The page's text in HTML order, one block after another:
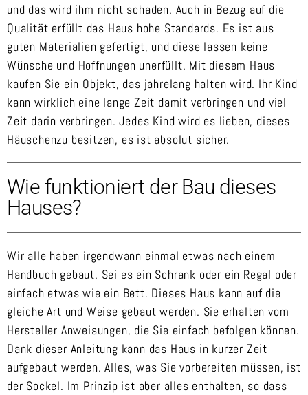
und das wird ihm nicht schaden. Auch in Bezug auf die
Qualität erfüllt das Haus hohe Standards. Es ist aus
guten Materialien gefertigt, und diese lassen keine
Wünsche und Hoffnungen unerfüllt. Mit diesem Haus
kaufen Sie ein Objekt, das jahrelang halten wird. Ihr Kind
kann wirklich eine lange Zeit damit verbringen und viel
Zeit darin verbringen. Jedes Kind wird es lieben, dieses
Häuschenzu besitzen, es ist absolut sicher.
Wie funktioniert der Bau dieses
Hauses?
Wir alle haben irgendwann einmal etwas nach einem
Handbuch gebaut. Sei es ein Schrank oder ein Regal oder
einfach etwas wie ein Bett. Dieses Haus kann auf die
gleiche Art und Weise gebaut werden. Sie erhalten vom
Hersteller Anweisungen, die Sie einfach befolgen können.
Dank dieser Anleitung kann das Haus in kurzer Zeit
aufgebaut werden. Alles, was Sie vorbereiten müssen, ist
der Sockel. Im Prinzip ist aber alles enthalten, so dass